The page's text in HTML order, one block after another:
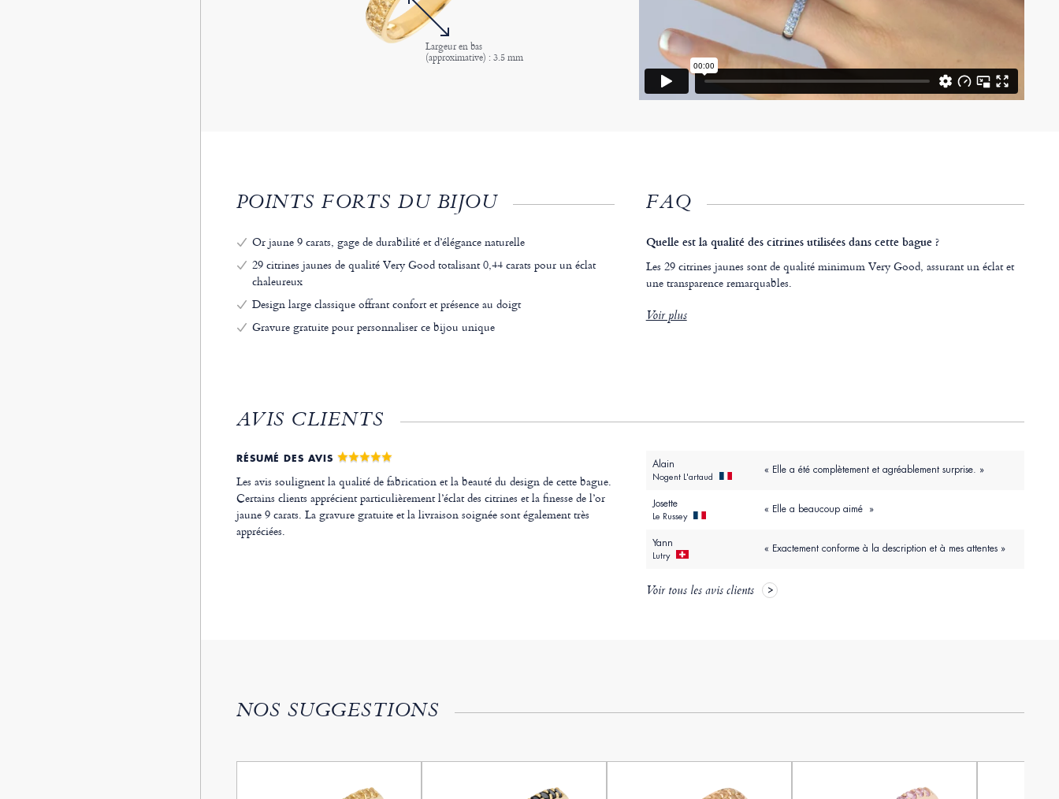
Largeur en bas
(approximative) : 3.5 mm
POINTS FORTS DU BIJOU
Or jaune 9 carats, gage de durabilité et d’élégance naturelle
29 citrines jaunes de qualité Very Good totalisant 0,44 carats pour un éclat
chaleureux
Design large classique offrant confort et présence au doigt
Gravure gratuite pour personnaliser ce bijou unique
FAQ
Quelle est la qualité des citrines utilisées dans cette bague ?
Les 29 citrines jaunes sont de qualité minimum Very Good, assurant un éclat et
une transparence remarquables.
Voir plus
AVIS CLIENTS
RÉSUMÉ DES AVIS
Les avis soulignent la qualité de fabrication et la beauté du design de cette bague.
Certains clients apprécient particulièrement l’éclat des citrines et la finesse de l’or
jaune 9 carats. La gravure gratuite et la livraison soignée sont également très
appréciées.
Alain
Nogent L'artaud
« Elle a été complètement et agréablement surprise. »
Josette
Le Russey
« Elle a beaucoup aimé »
Yann
Lutry
« Exactement conforme à la description et à mes attentes »
Voir tous les avis clients
NOS SUGGESTIONS